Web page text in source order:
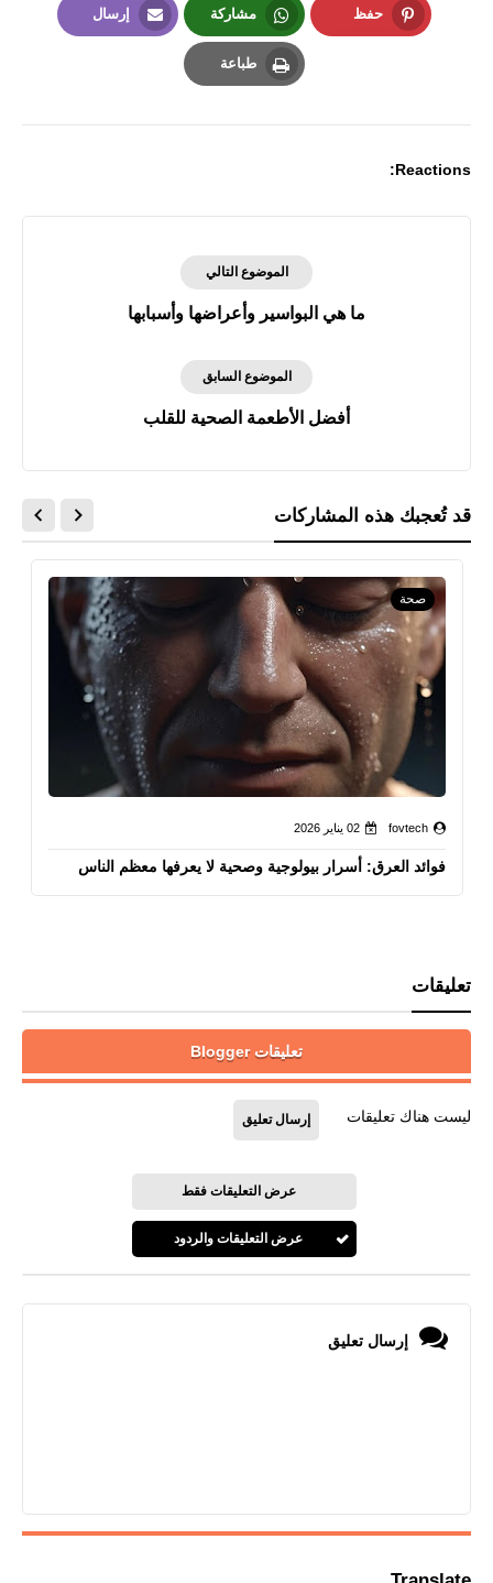
حفظ مشاركة
Whatsapp
إرسال
طباعة
Reactions:
الموضوع التالي
ما هي البواسير وأعراضها وأسبابها
الموضوع السابق
أفضل الأطعمة الصحية للقلب
قد تُعجبك هذه المشاركات
صحة
fovtech 02 يناير 2026
فوائد العرق: أسرار بيولوجية وصحية لا يعرفها معظم الناس
تعليقات
تعليقات Blogger
ليست هناك تعليقات إرسال تعليق
عرض التعليقات فقط
عرض التعليقات والردود
إرسال تعليق